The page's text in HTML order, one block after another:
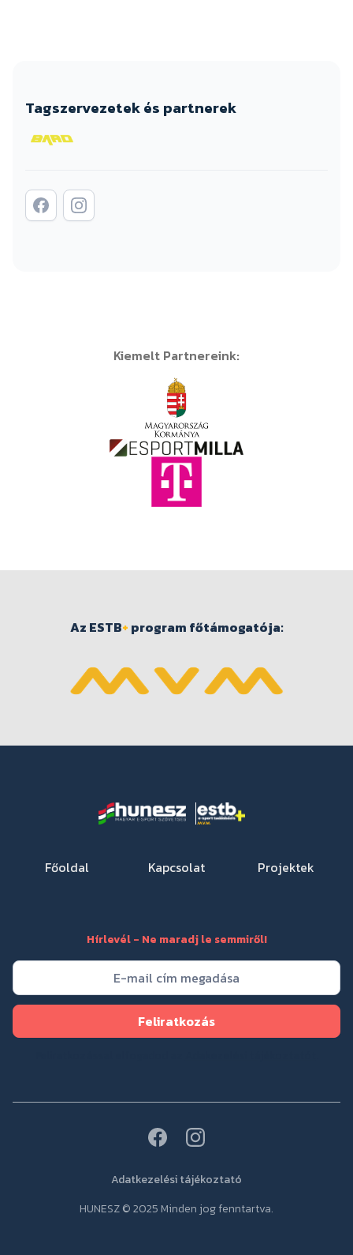
Tagszervezetek és partnerek
Kiemelt Partnereink:
Az ESTB+ program főtámogatója:
Főoldal Kapcsolat Projektek
Hírlevél - Ne maradj le semmiről!
HUNESZ © 2025 Minden jog fenntartva.
Adatkezelési tájékoztató